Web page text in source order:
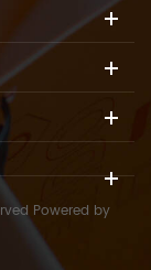
Powered by